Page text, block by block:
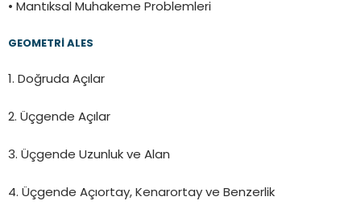
• Mantıksal Muhakeme Problemleri
GEOMETRİ ALES
1. Doğruda Açılar
2. Üçgende Açılar
3. Üçgende Uzunluk ve Alan
4. Üçgende Açıortay, Kenarortay ve Benzerlik